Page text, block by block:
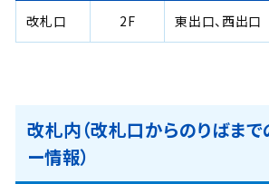
改札口 2F 東出口、西出口
改札内（改札口からのりばまで
ー情報）